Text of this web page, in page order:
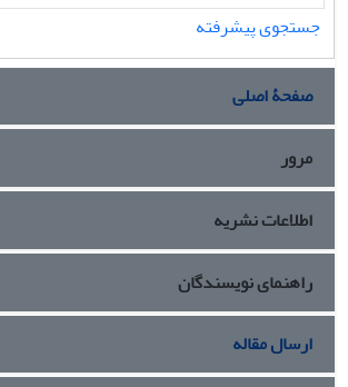
جستجوی پیشرفته
صفحۀ اصلی
مرور
اطلاعات نشریه
راهنمای نویسندگان
ارسال مقاله